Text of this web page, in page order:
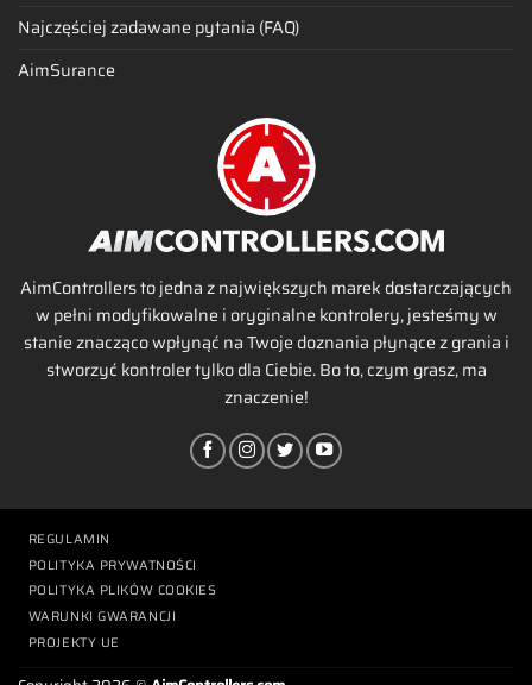
Najczęściej zadawane pytania (FAQ)
AimSurance
AimControllers to jedna z największych marek dostarczających
w pełni modyfikowalne i oryginalne kontrolery, jesteśmy w
stanie znacząco wpłynąć na Twoje doznania płynące z grania i
stworzyć kontroler tylko dla Ciebie. Bo to, czym grasz, ma
znaczenie!
REGULAMIN
POLITYKA PRYWATNOŚCI
POLITYKA PLIKÓW COOKIES
WARUNKI GWARANCJI
PROJEKTY UE